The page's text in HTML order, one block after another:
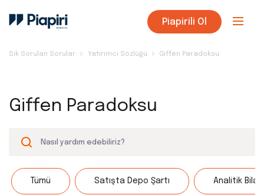
Piapirili Ol
Sık Sorulan Sorular Yatırımcı Sözlüğü Giffen Paradoksu
Giffen Paradoksu
Tümü Satışta Depo Şartı Analitik